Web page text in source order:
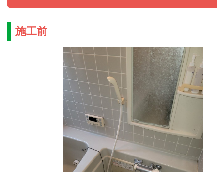
施工前